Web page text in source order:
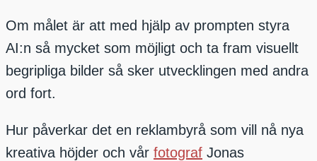
Om målet är att med hjälp av prompten styra
AI:n så mycket som möjligt och ta fram visuellt
begripliga bilder så sker utvecklingen med andra
ord fort.
Hur påverkar det en reklambyrå som vill nå nya
kreativa höjder och vår fotograf Jonas